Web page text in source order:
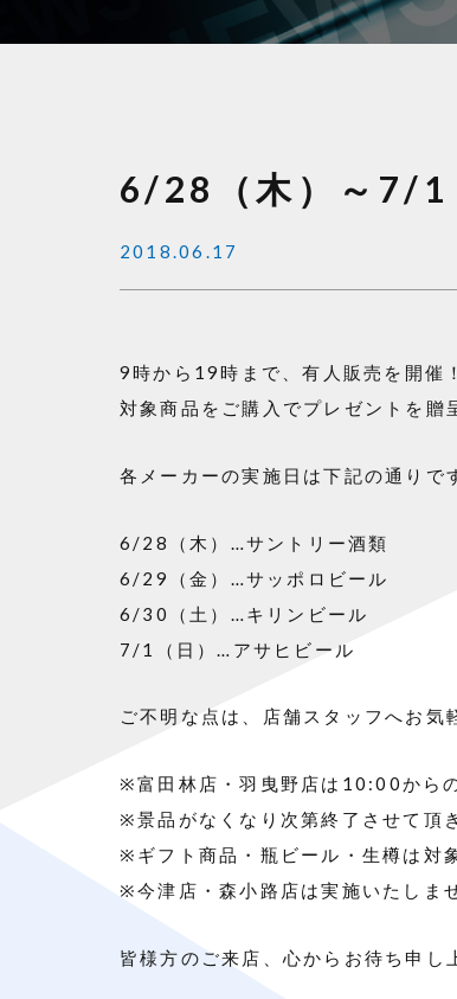
6/28（木）～7/1
2018.06.17
9時から 19時まで、有人販売を開催
対象商品をご購入でプレゼントを贈
各メーカーの実施日は下記の通りで
6/28（木） …サントリー酒類
6/29
（金） …サッポロビール
6/30
（土） …キリンビール
7/1
（日）…アサヒビール
ご不明な点は、店舗スタッフへお気
※富田林店・羽曳野店は 10:00から
※景品がなくなり次第終了させて頂
※ ギフト商品・瓶ビール・生樽は対
※今津店・森小路店は実施いたしま
皆様方のご来店、心からお待ち申し